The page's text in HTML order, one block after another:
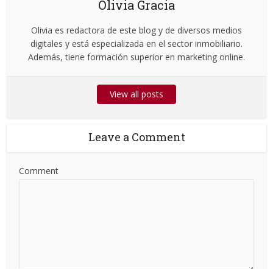
Olivia Gracia
Olivia es redactora de este blog y de diversos medios
digitales y está especializada en el sector inmobiliario.
Además, tiene formación superior en marketing online.
View all posts
Leave a Comment
Comment